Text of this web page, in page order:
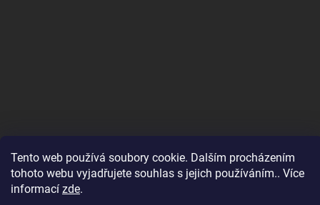
Tento web používá soubory cookie. Dalším procházením
tohoto webu vyjadřujete souhlas s jejich používáním.. Více
informací zde.
Copyright 2026SwimSpa.cz. Všechna práva vyhrazena.Upravit nastavení